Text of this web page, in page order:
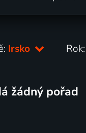
Irsko Rok:
žádný pořad